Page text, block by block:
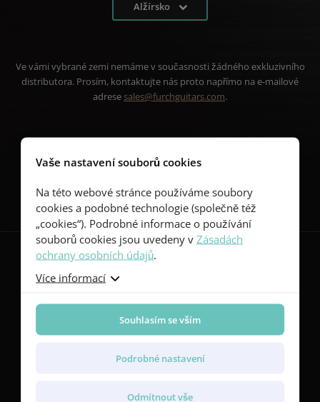
Alžírsko
Ve vámi vybrané zemi nemáme v současnosti žádného exkluzivního
distributora. Prosím, kontaktujte nás proto napřímo na e-mailové
adrese sales@furchguitars.com.
Red Series
Yellow Series
Green Series
Violet Series
Vaše nastavení souborů cookies
Na této webové stránce používáme soubory
cookies a podobné technologie (společně též
„cookies“). Podrobné informace o používání
souborů cookies jsou uvedeny vZásadách
ochrany osobních údajů.
Více informací
Souhlasím se vším
Podrobné nastavení
Odmítnout vše